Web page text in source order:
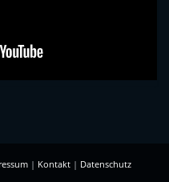
| Kontakt| Datenschutz